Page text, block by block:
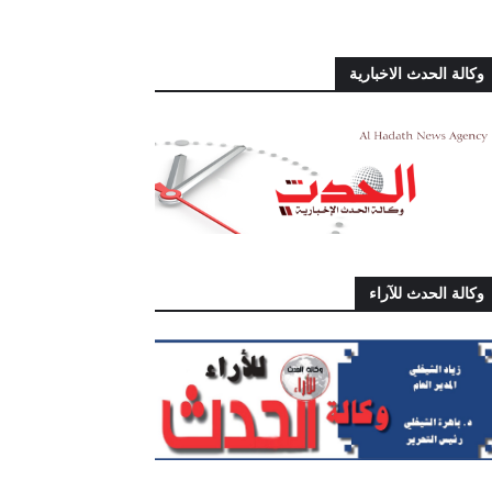
وكالة الحدث الاخبارية
وكالة الحدث للآراء